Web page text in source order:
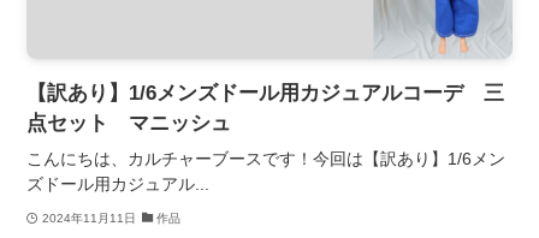
【訳あり】1/6メンズドール用カジュアルコーデ 三
点セット マニッシュ
こんにちは、カルチャーブースです！今回は【訳あり】1/6メン
ズドール用カジュアル...
2024年11月11日 作品